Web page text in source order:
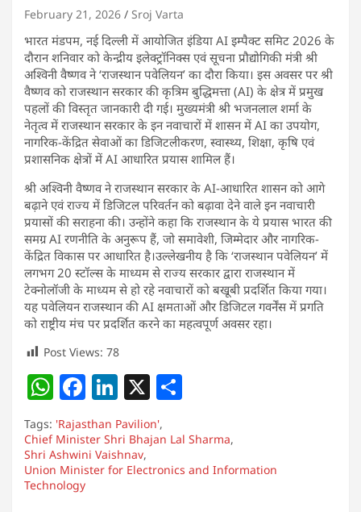
February 21, 2026 Sroj Varta
भारत मंडपम, नई दिल्ली में आयोजित इंडिया AI इम्पैक्ट समिट 2026 के
दौरान शनिवार को केन्द्रीय इलेक्ट्रॉनिक्स एवं सूचना प्रौद्योगिकी मंत्री श्री
अश्विनी वैष्णव ने ‘राजस्थान पवेलियन’ का दौरा किया। इस अवसर पर श्री
वैष्णव को राजस्थान सरकार की कृत्रिम बुद्धिमत्ता (AI) के क्षेत्र में प्रमुख
पहलों की विस्तृत जानकारी दी गई। मुख्यमंत्री श्री भजनलाल शर्मा के
नेतृत्व में राजस्थान सरकार के इन नवाचारों में शासन में AI का उपयोग,
नागरिक-केंद्रित सेवाओं का डिजिटलीकरण, स्वास्थ्य, शिक्षा, कृषि एवं
प्रशासनिक क्षेत्रों में AI आधारित प्रयास शामिल हैं।
श्री अश्विनी वैष्णव ने राजस्थान सरकार के AI-आधारित शासन को आगे
बढ़ाने एवं राज्य में डिजिटल परिवर्तन को बढ़ावा देने वाले इन नवाचारी
प्रयासों की सराहना की। उन्होंने कहा कि राजस्थान के ये प्रयास भारत की
समग्र AI रणनीति के अनुरूप हैं, जो समावेशी, जिम्मेदार और नागरिक-
केंद्रित विकास पर आधारित है।उल्लेखनीय है कि ‘राजस्थान पवेलियन’ में
लगभग 20 स्टॉल्स के माध्यम से राज्य सरकार द्वारा राजस्थान में
टेक्नोलॉजी के माध्यम से हो रहे नवाचारों को बखूबी प्रदर्शित किया गया।
यह पवेलियन राजस्थान की AI क्षमताओं और डिजिटल गवर्नेंस में प्रगति
को राष्ट्रीय मंच पर प्रदर्शित करने का महत्वपूर्ण अवसर रहा।
Post Views: 78
W
h
at
s
A
F
a
c
e
Li
n
k
e
X
ar
e
Tags: 'Rajasthan Pavilion',
Chief Minister Shri Bhajan Lal Sharma,
Shri Ashwini Vaishnav,
Union Minister for Electronics and Information
Technology